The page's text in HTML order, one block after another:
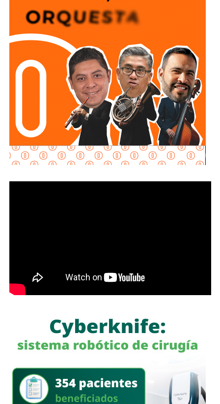
De acuerdo con el Gobierno Municipal, el servicio opera en
coordinación con el
y busca facilitar el trámite, especialmente para
familias provenientes de comunidades alejadas o para
aquellas cuyos bebés requieren atención médica
La titular de la Oficialía Cuarta del Registro Civil,María
Isabel Navarrete Pérez
La funcionaria añadió que el módulo también brinda
atención a familias de nacionalidad extranjera y puede
necesariamente hayan nacido en el Hospital General,
siempre que sus padres acudan a realizar el trámite.
El Ayuntamiento invitó a la población a aprovechar este
servicio, ya que el personal ofrece orientación durante
todo el proceso para que las familias obtengan el acta de
nacimiento de manera ágil y sin contratiempos.